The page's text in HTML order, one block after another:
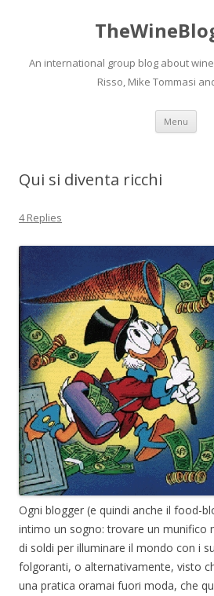
An international group blog about
Risso, Mike Tommasi
Menu Skip
Qui si diventa ricchi
4 Replies
Ogni blogger (e quindi anche il food-
intimo un sogno: trovare un munifico
di soldi per illuminare il mondo con i
folgoranti, o alternativamente, visto
una pratica oramai fuori moda, che